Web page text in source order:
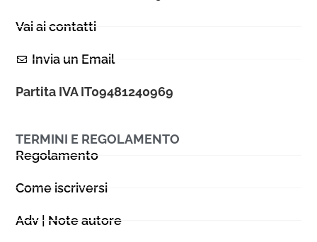
Vai ai contatti
Invia un Email
Partita IVA IT09481240969
TERMINI E REGOLAMENTO
Regolamento
Come iscriversi
Adv | Note autore